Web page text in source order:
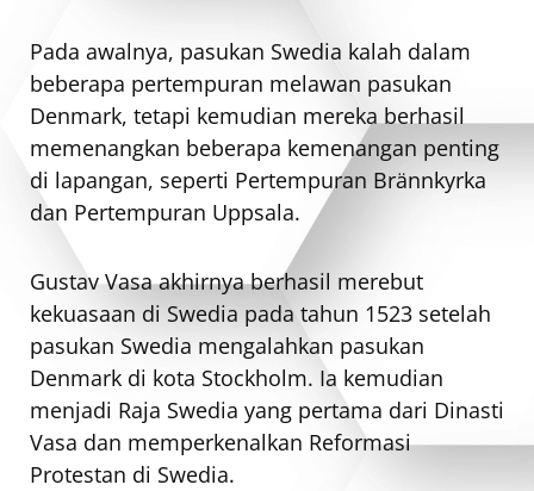
Pada awalnya, pasukan Swedia kalah dalam
beberapa pertempuran melawan pasukan
Denmark, tetapi kemudian mereka berhasil
memenangkan beberapa kemenangan penting
di lapangan, seperti Pertempuran Brännkyrka
dan Pertempuran Uppsala.
Gustav Vasa akhirnya berhasil merebut
kekuasaan di Swedia pada tahun 1523 setelah
pasukan Swedia mengalahkan pasukan
Denmark di kota Stockholm. Ia kemudian
menjadi Raja Swedia yang pertama dari Dinasti
Vasa dan memperkenalkan Reformasi
Protestan di Swedia.